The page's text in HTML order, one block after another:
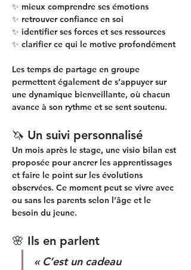
✨ mieux comprendre ses émotions
✨ retrouver confiance en soi
✨ identifier ses forces et ses ressources
✨ clarifier ce qui le motive profondément
Les temps de partage en groupe
permettent également de s’appuyer sur
une dynamique bienveillante, où chacun
avance à son rythme et se sent soutenu.
🦄 Un suivi personnalisé
Un mois après le stage, une visio bilan est
proposée pour ancrer les apprentissages
et faire le point sur les évolutions
observées. Ce moment peut se vivre avec
ou sans les parents selon l’âge et le
besoin du jeune.
🌸 Ils en parlent
« C’est un cadeau